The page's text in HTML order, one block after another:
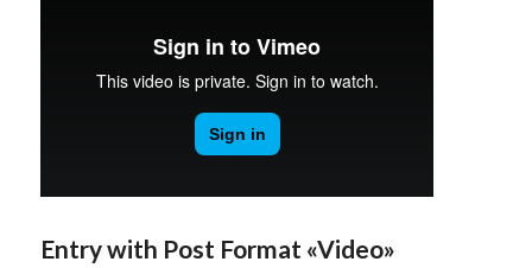
Entry with Post Format «Video»